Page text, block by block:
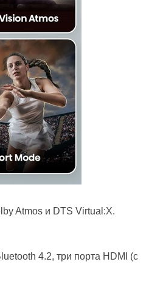
Atmos и DTS Virtual:X.
4.2, три порта HDMI (с